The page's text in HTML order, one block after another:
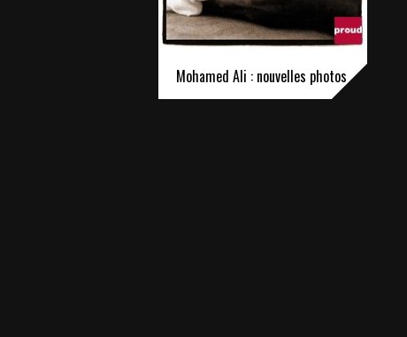
Mohamed Ali : nouvelles photos